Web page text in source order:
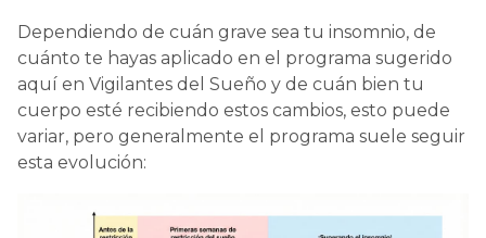
Dependiendo de cuán grave sea tu insomnio, de
cuánto te hayas aplicado en el programa sugerido
aquí en Vigilantes del Sueño y de cuán bien tu
cuerpo esté recibiendo estos cambios, esto puede
variar, pero generalmente el programa suele seguir
esta evolución: